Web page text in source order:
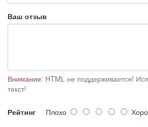
Ваш отзыв
Внимание: HTML не поддерживается!
текст!
Рейтинг Плохо